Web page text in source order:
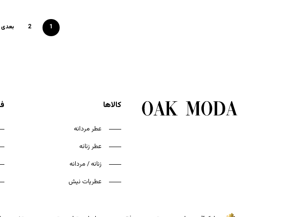
1
2 بعدی
کالاها
عطر مردانه
عطر زنانه
زنانه / مردانه
عطریات نیش